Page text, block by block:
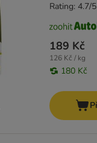
189 Kč
126 Kč / kg
180 Kč
Rating: 4.7/5